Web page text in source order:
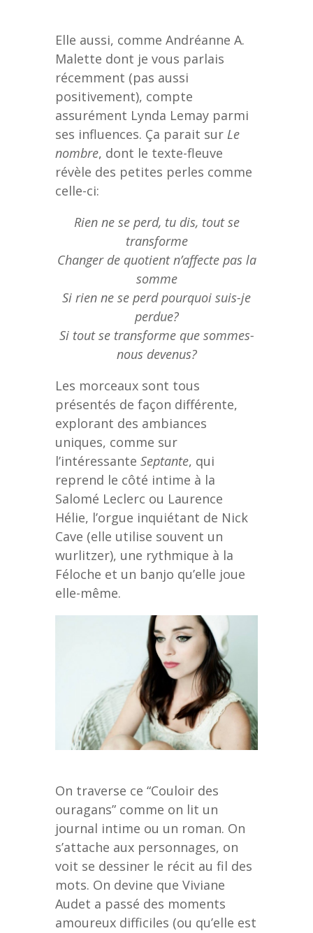
Elle aussi, comme Andréanne A.
Malette dont je vous parlais
récemment (pas aussi
positivement), compte
assurément Lynda Lemay parmi
ses influences. Ça parait sur Le
nombre, dont le texte-fleuve
révèle des petites perles comme
celle-ci:
Rien ne se perd, tu dis, tout se
transforme
Changer de quotient n’affecte pas la
somme
Si rien ne se perd pourquoi suis-je
perdue?
Si tout se transforme que sommes-
nous devenus?
Les morceaux sont tous
présentés de façon différente,
explorant des ambiances
uniques, comme sur
l’intéressante Septante, qui
reprend le côté intime à la
Salomé Leclerc ou Laurence
Hélie, l’orgue inquiétant de Nick
Cave (elle utilise souvent un
wurlitzer), une rythmique à la
Féloche et un banjo qu’elle joue
elle-même.
On traverse ce “Couloir des
ouragans” comme on lit un
journal intime ou un roman. On
s’attache aux personnages, on
voit se dessiner le récit au fil des
mots. On devine que Viviane
Audet a passé des moments
amoureux difficiles (ou qu’elle est